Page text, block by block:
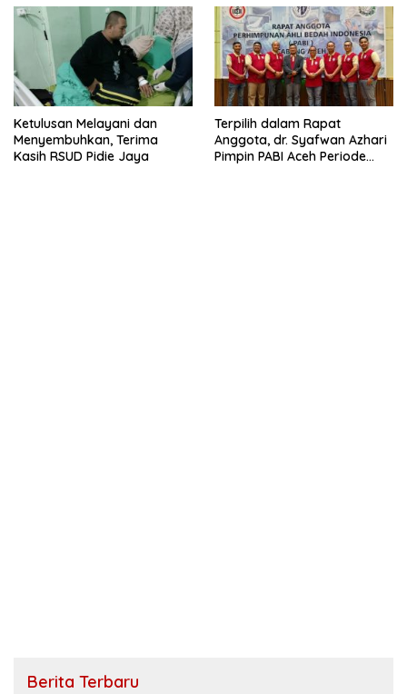
Ketulusan Melayani dan
Menyembuhkan, Terima
Kasih RSUD Pidie Jaya
Terpilih dalam Rapat
Anggota, dr. Syafwan Azhari
Pimpin PABI Aceh Periode
Berita Terbaru